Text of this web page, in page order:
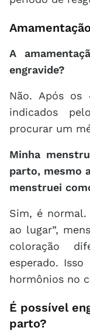
A
engravide?
Não. Após os
indicados
procurar um
Minha
parto, mesmo
menstruei
Sim, é
ao lugar”,
coloração
esperado.
hormônios no
É possível
parto?